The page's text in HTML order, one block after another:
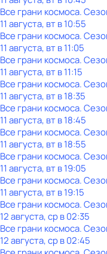
Все грани космоса.
11 августа, вт в 10:55
Все грани космоса.
11 августа, вт в 11:05
Все грани космоса.
11 августа, вт в 11:15
Все грани космоса.
11 августа, вт в 18:35
Все грани космоса.
11 августа, вт в 18:45
Все грани космоса.
11 августа, вт в 18:55
Все грани космоса.
11 августа, вт в 19:05
Все грани космоса.
11 августа, вт в 19:15
Все грани космоса.
12 августа, ср в 02:35
Все грани космоса.
12 августа, ср в 02:45